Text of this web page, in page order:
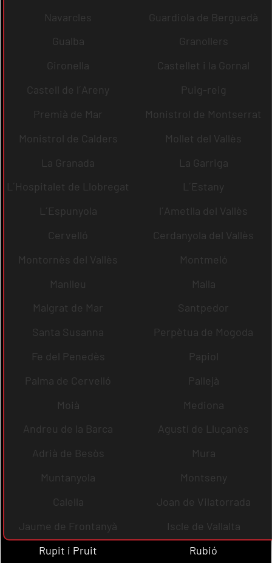
Navarcles
Guardiola de Berguedà
Gualba
Granollers
Gironella
Castellet i la Gornal
Castell de l´Areny
Puig-reig
Premià de Mar
Monistrol de Montserrat
Monistrol de Calders
Mollet del Vallès
La Granada
La Garriga
L´Hospitalet de Llobregat
L´Estany
L´Espunyola
l´Ametlla del Vallès
Cervelló
Cerdanyola del Vallès
Montornès del Vallès
Montmeló
Manlleu
Malla
Malgrat de Mar
Santpedor
Santa Susanna
Perpètua de Mogoda
Fe del Penedès
Papiol
Palma de Cervelló
Pallejà
Moià
Mediona
Andreu de la Barca
Agustí de Lluçanès
Adrià de Besòs
Mura
Muntanyola
Montseny
Calella
Joan de Vilatorrada
Jaume de Frontanyà
Iscle de Vallalta
Rupit i Pruit
Rubió